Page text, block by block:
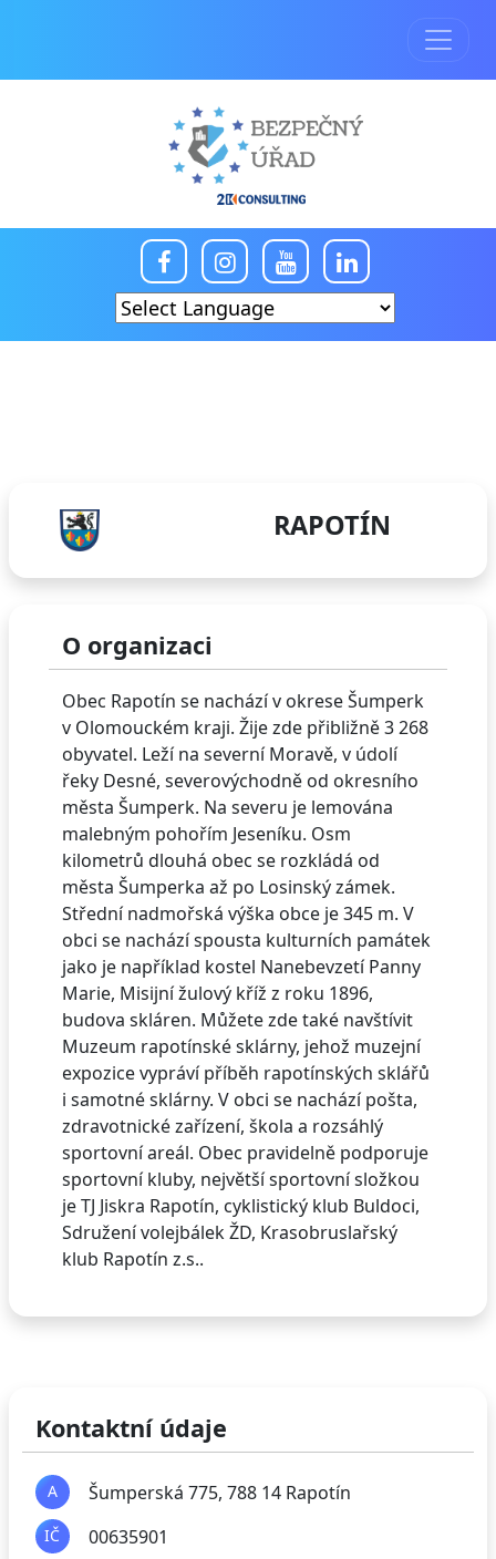
RAPOTÍN
O organizaci
Obec Rapotín se nachází v okrese Šumperk
v Olomouckém kraji. Žije zde přibližně 3 268
obyvatel. Leží na severní Moravě, v údolí
řeky Desné, severovýchodně od okresního
města Šumperk. Na severu je lemována
malebným pohořím Jeseníku. Osm
kilometrů dlouhá obec se rozkládá od
města Šumperka až po Losinský zámek.
Střední nadmořská výška obce je 345 m. V
obci se nachází spousta kulturních památek
jako je například kostel Nanebevzetí Panny
Marie, Misijní žulový kříž z roku 1896,
budova skláren. Můžete zde také navštívit
Muzeum rapotínské sklárny, jehož muzejní
expozice vypráví příběh rapotínských sklářů
i samotné sklárny. V obci se nachází pošta,
zdravotnické zařízení, škola a rozsáhlý
sportovní areál. Obec pravidelně podporuje
sportovní kluby, největší sportovní složkou
je TJ Jiskra Rapotín, cyklistický klub Buldoci,
Sdružení volejbálek ŽD, Krasobruslařský
klub Rapotín z.s..
Kontaktní údaje
A Šumperská 775, 788 14 Rapotín
IČ 00635901